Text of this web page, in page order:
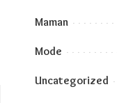
Maman
Mode
Uncategorized